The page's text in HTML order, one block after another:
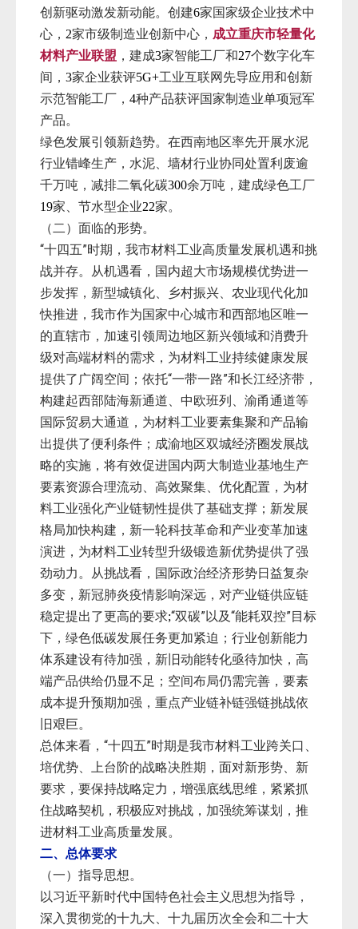
创新驱动激发新动能。创建6家国家级企业技术中
心， 2家市级制造业创新中心， 成立重庆市轻量化
材料产业联盟 ，建成3家智能工厂和27个数字化车
间， 3家企业获评5G+工业互联网先导应用和创新
示范智能工厂， 4种产品获评国家制造业单项冠军
产品。
绿色发展引领新趋势。在西南地区率先开展水泥
行业错峰生产，水泥、墙材行业协同处置利废逾
千万吨，减排二氧化碳300余万吨，建成绿色工厂
19家、节水型企业22家。
（二）面临的形势。
“十四五”时期，我市材料工业高质量发展机遇和挑
战并存。从机遇看，国内超大市场规模优势进一
步发挥，新型城镇化、乡村振兴、农业现代化加
快推进，我市作为国家中心城市和西部地区唯一
的直辖市，加速引领周边地区新兴领域和消费升
级对高端材料的需求，为材料工业持续健康发展
提供了广阔空间；依托“一带一路”和长江经济带，
构建起西部陆海新通道、中欧班列、渝甬通道等
国际贸易大通道，为材料工业要素集聚和产品输
出提供了便利条件；成渝地区双城经济圈发展战
略的实施，将有效促进国内两大制造业基地生产
要素资源合理流动、高效聚集、优化配置，为材
料工业强化产业链韧性提供了基础支撑；新发展
格局加快构建，新一轮科技革命和产业变革加速
演进，为材料工业转型升级锻造新优势提供了强
劲动力。从挑战看，国际政治经济形势日益复杂
多变，新冠肺炎疫情影响深远，对产业链供应链
稳定提出了更高的要求;“双碳”以及“能耗双控”目标
下，绿色低碳发展任务更加紧迫；行业创新能力
体系建设有待加强，新旧动能转化亟待加快，高
端产品供给仍显不足；空间布局仍需完善，要素
成本提升预期加强，重点产业链补链强链挑战依
旧艰巨。
总体来看，“十四五”时期是我市材料工业跨关口、
培优势、上台阶的战略决胜期，面对新形势、新
要求，要保持战略定力，增强底线思维，紧紧抓
住战略契机，积极应对挑战，加强统筹谋划，推
进材料工业高质量发展。
二、总体要求
（一）指导思想。
以习近平新时代中国特色社会主义思想为指导，
深入贯彻党的十九大、十九届历次全会和二十大